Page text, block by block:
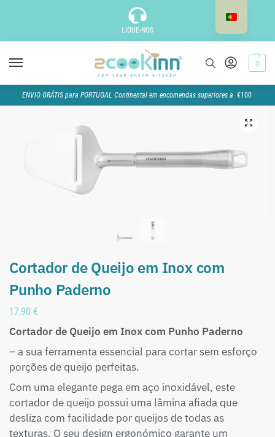
LIGUE-NOS
0
ENVIO GRÁTIS para PORTUGAL Continental em encomendas superiores a €100
Cortador de Queijo em Inox com
Punho Paderno
17,90 €
Cortador de Queijo em Inox com Punho Paderno
– a sua ferramenta essencial para cortar sem esforço
porções de queijo perfeitas.
Com uma elegante pega em aço inoxidável, este
cortador de queijo possui uma lâmina afiada que
desliza com facilidade por queijos de todas as
texturas. O seu design ergonómico garante um